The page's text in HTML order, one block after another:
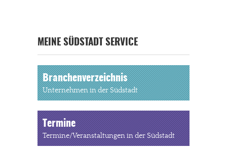
MEINE SÜDSTADT SERVICE
Branchenverzeichnis
Unternehmen in der Südstadt
Termine
Termine/Veranstaltungen in der Südstadt